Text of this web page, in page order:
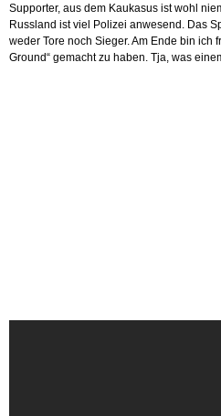
Supporter, aus dem Kaukasus ist wohl
Russland ist viel Polizei anwesend. Das
weder Tore noch Sieger. Am Ende bin ich
Ground“ gemacht zu haben. Tja, was